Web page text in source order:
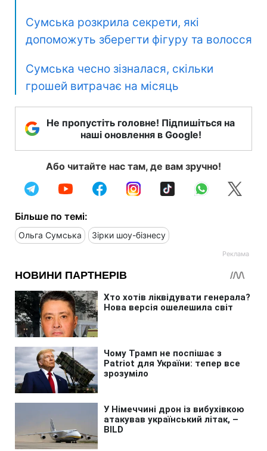
Сумська розкрила секрети, які
допоможуть зберегти фігуру та волосся
Сумська чесно зізналася, скільки
грошей витрачає на місяць
Не пропустіть головне! Підпишіться на
наші оновлення в Google!
Або читайте нас там, де вам зручно!
Більше по темі:
Ольга Сумська Зірки шоу-бізнесу